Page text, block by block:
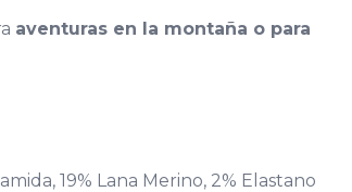
aventuras en la montaña o para
19% Lana Merino, 2% Elastano